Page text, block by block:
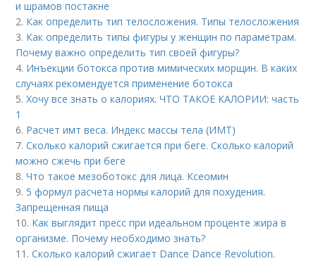
и шрамов постакне
2. Как определить тип телосложения. Типы телосложения
3. Как определить типы фигуры у женщин по параметрам.
Почему важно определить тип своей фигуры?
4. Инъекции ботокса против мимических морщин. В каких
случаях рекомендуется применение ботокса
5.Хочу все знать о калориях. ЧТО ТАКОЕ КАЛОРИИ: часть
1
6. Расчет имт веса. Индекс массы тела (ИМТ)
7.Сколько калорий сжигается при беге. Сколько калорий
можно сжечь при беге
8.Что такое мезоботокс для лица. Ксеомин
9. 5 формул расчета нормы калорий для похудения.
Запрещенная пища
10. Как выглядит пресс при идеальном проценте жира в
организме. Почему необходимо знать?
11.Сколько калорий сжигает Dance Dance Revolution.